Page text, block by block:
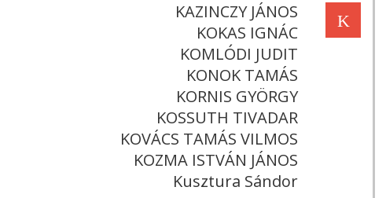
K
KAZINCZY JÁNOS
KOKAS IGNÁC
KOMLÓDI JUDIT
KONOK TAMÁS
KORNIS GYÖRGY
KOSSUTH TIVADAR
KOVÁCS TAMÁS VILMOS
KOZMA ISTVÁN JÁNOS
Kusztura Sándor